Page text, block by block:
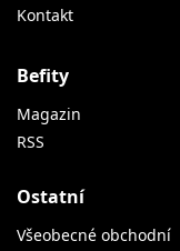
Kontakt
Befity
Magazin
RSS
Ostatní
Všeobecné obchodní